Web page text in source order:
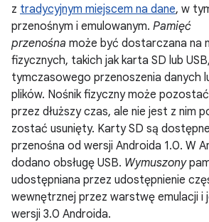
z tradycyjnym miejscem na dane, w
przenośnym i emulowanym. Pamięć
przenośna może być dostarczana na
fizycznych, takich jak karta SD lub
tymczasowego przenoszenia danych
plików. Nośnik fizyczny może
przez dłuższy czas, ale nie jest z nim
zostać usunięty. Karty SD są
przenośna od wersji Androida 1.0. W
dodano obsługę USB. Wymuszony
udostępniana przez udostępnienie
wewnętrznej przez warstwę emulacji i
wersji 3.0 Androida.